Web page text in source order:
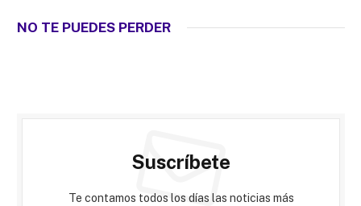
NO TE PUEDES PERDER
Suscríbete
Te contamos todos los días las noticias más